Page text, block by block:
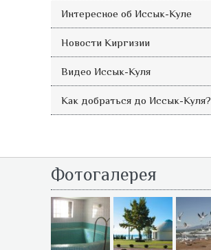
Интересное об Иссык-Куле
Новости Киргизии
Видео Иссык-Куля
Как добраться до Иссык-Куля?
Фотогалерея